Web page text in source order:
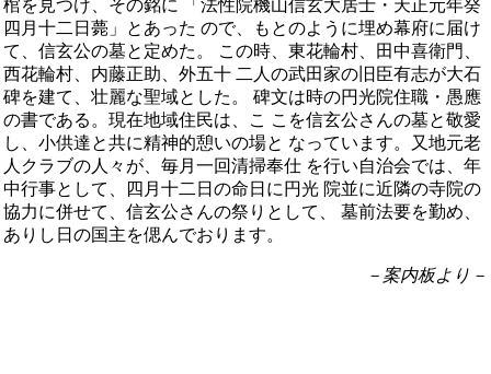
棺を見つけ、その銘に 「法性院機山信玄大居士・天正元年癸
四月十二日薨」とあった ので、もとのように埋め幕府に届け
て、信玄公の墓と定めた。 この時、東花輪村、田中喜衛門、
西花輪村、内藤正助、外五十 二人の武田家の旧臣有志が大石
碑を建て、壮麗な聖域とした。 碑文は時の円光院住職・愚應
の書である。現在地域住民は、こ こを信玄公さんの墓と敬愛
し、小供達と共に精神的憩いの場と なっています。又地元老
人クラブの人々が、毎月一回清掃奉仕 を行い自治会では、年
中行事として、四月十二日の命日に円光 院並に近隣の寺院の
協力に併せて、信玄公さんの祭りとして、 墓前法要を勤め、
ありし日の国主を偲んでおります。
－案内板より－